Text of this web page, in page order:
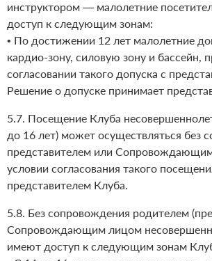
инструктором — малолетние
доступ к следующим зонам:
• По достижении 12 лет малолетние
кардио-зону, силовую зону и бассейн,
согласовании такого допуска с
Решение о допуске принимает
5.7. Посещение Клуба
до 16 лет) может осуществляться без
представителем или
условии согласования такого
представителем Клуба.
5.8. Без сопровождения родителем
Сопровождающим лицом
имеют доступ к следующим зонам